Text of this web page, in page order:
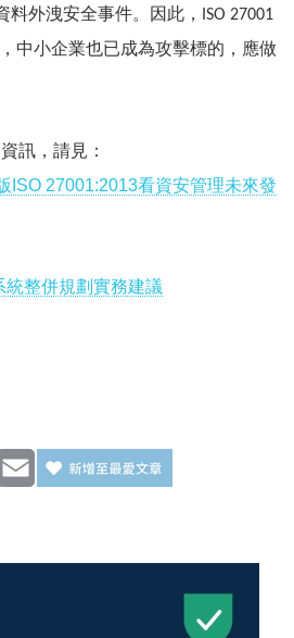
料外洩安全事件。因此， ISO 27001
中小企業也已成為攻擊標的，應做
訊，請見：
ISO 27001:2013看資安管理未來發
統整併規劃實務建議
Email